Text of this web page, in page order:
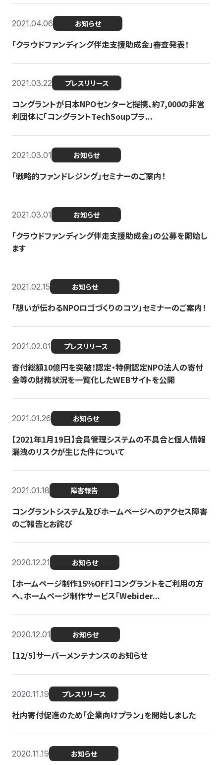
2021.04.06 お知らせ
「クラウドファンディング伴走支援助成金」審査発表！
2021.03.22 プレスリリース
コングラントが日本NPOセンターと提携、約7,000の非営
利団体に「コングラントTechSoupプラ...
2021.03.01 お知らせ
「戦略的ファンドレジング」セミナーのご案内！
2021.03.01 お知らせ
「クラウドファンディング伴走支援助成金」の公募を開始し
ます
2021.02.15 お知らせ
「想いが伝わるNPOロゴづくりのコツ」セミナーのご案内！
2021.02.01 プレスリリース
寄付総額10億円を突破！認定・特例認定NPO法人の寄付
金等の財務状況を一覧化したWEBサイトを公開
2021.01.26 お知らせ
【2021年1月19日】会員管理システムの不具合と個人情報
漏洩のリスクが生じた件について
2021.01.18 障害報告
コングラントシステム及びホームページへのアクセス障害
のご報告とお詫び
2020.12.21 お知らせ
【ホームページ制作15％OFF】コングラントをご利用の方
へ、ホームページ制作サービス「Webider...
2020.12.01 お知らせ
【12/5】サーバーメンテナンスのお知らせ
2020.11.19 プレスリリース
社内寄付促進のため「企業向けプラン」を開始しました
2020.11.19 お知らせ